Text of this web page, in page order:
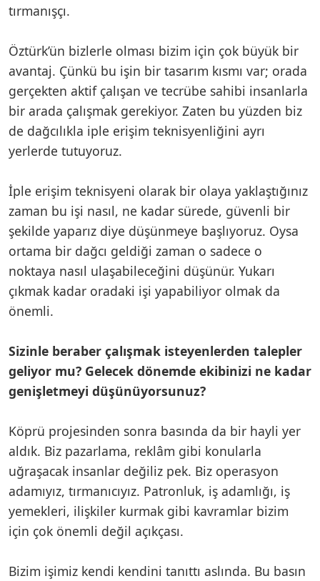
tırmanışçı.
Öztürk’ün bizlerle olması bizim için çok büyük bir
avantaj. Çünkü bu işin bir tasarım kısmı var; orada
gerçekten aktif çalışan ve tecrübe sahibi insanlarla
bir arada çalışmak gerekiyor. Zaten bu yüzden biz
de dağcılıkla iple erişim teknisyenliğini ayrı
yerlerde tutuyoruz.
İple erişim teknisyeni olarak bir olaya yaklaştığınız
zaman bu işi nasıl, ne kadar sürede, güvenli bir
şekilde yaparız diye düşünmeye başlıyoruz. Oysa
ortama bir dağcı geldiği zaman o sadece o
noktaya nasıl ulaşabileceğini düşünür. Yukarı
çıkmak kadar oradaki işi yapabiliyor olmak da
önemli.
Sizinle beraber çalışmak isteyenlerden talepler
geliyor mu? Gelecek dönemde ekibinizi ne kadar
genişletmeyi düşünüyorsunuz?
Köprü projesinden sonra basında da bir hayli yer
aldık. Biz pazarlama, reklâm gibi konularla
uğraşacak insanlar değiliz pek. Biz operasyon
adamıyız, tırmanıcıyız. Patronluk, iş adamlığı, iş
yemekleri, ilişkiler kurmak gibi kavramlar bizim
için çok önemli değil açıkçası.
Bizim işimiz kendi kendini tanıttı aslında. Bu basın